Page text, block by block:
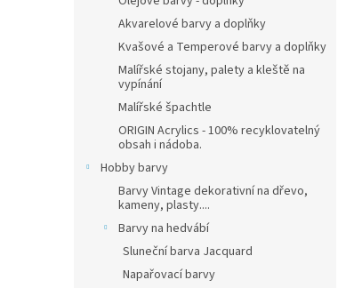
Akvarelové barvy a doplňky
Kvašové a Temperové barvy a doplňky
Malířské stojany, palety a kleště na
vypínání
Malířské špachtle
ORIGIN Acrylics - 100% recyklovatelný
obsah i nádoba.
Hobby barvy
Barvy Vintage dekorativní na dřevo,
kameny, plasty....
Barvy na hedvábí
Sluneční barva Jacquard
Napařovací barvy